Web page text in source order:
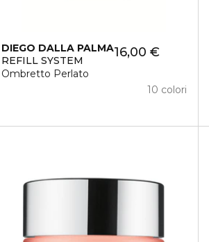
DIEGO DALLA PALMA
REFILL SYSTEM
Ombretto Perlato
16,00 €
10 colori